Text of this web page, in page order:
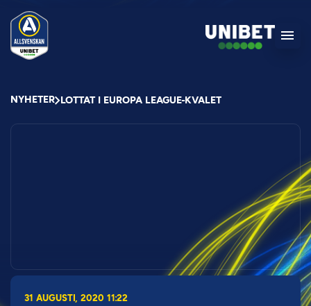
NYHETER LOTTAT I EUROPA LEAGUE-KVALET
31 AUGUSTI, 2020 11:22